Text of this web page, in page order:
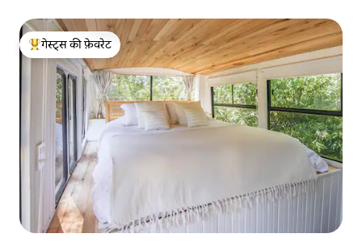
गेस्ट्स का टॉप फ़ेवरेट
गेस्ट्स की फ़ेवरेट